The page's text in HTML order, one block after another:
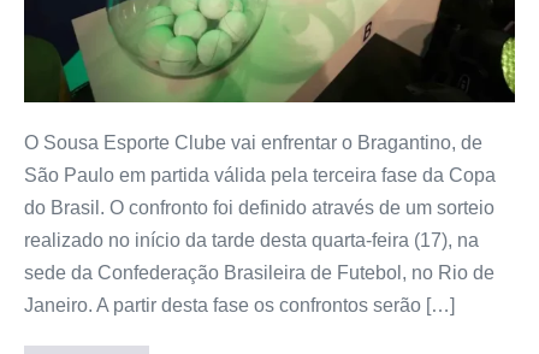
O Sousa Esporte Clube vai enfrentar o Bragantino, de
São Paulo em partida válida pela terceira fase da Copa
do Brasil. O confronto foi definido através de um sorteio
realizado no início da tarde desta quarta-feira (17), na
sede da Confederação Brasileira de Futebol, no Rio de
Janeiro. A partir desta fase os confrontos serão […]